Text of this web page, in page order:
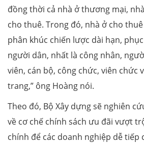
đồng thời cả nhà ở thương mại,
cho thuê. Trong đó, nhà ở cho
phân khúc chiến lược dài hạn,
người dân, nhất là công nhân,
viên, cán bộ, công chức, viên chức
trang,” ông Hoàng nói.
Theo đó, Bộ Xây dựng sẽ nghiên
về cơ chế chính sách ưu đãi vượt
chính để các doanh nghiệp dễ tiếp